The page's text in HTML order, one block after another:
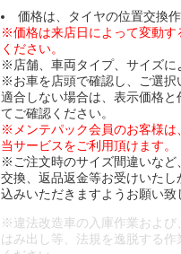
価格は、タイヤの位置交換作
※価格は来店日によって変動す
ください。
※店舗、車両タイプ、サイズに
※お車を店頭で確認し、ご選択
適合しない場合は、表示価格
てご確認ください。
※メンテパック会員のお客様は
当サービスをご利用頂けます。
※ご注文時のサイズ間違いなど
交換、返品返金等お受けいた
込みいただきますようお願い致
※違法改造車の入庫作業および
はみ出し等、法規を逸脱する